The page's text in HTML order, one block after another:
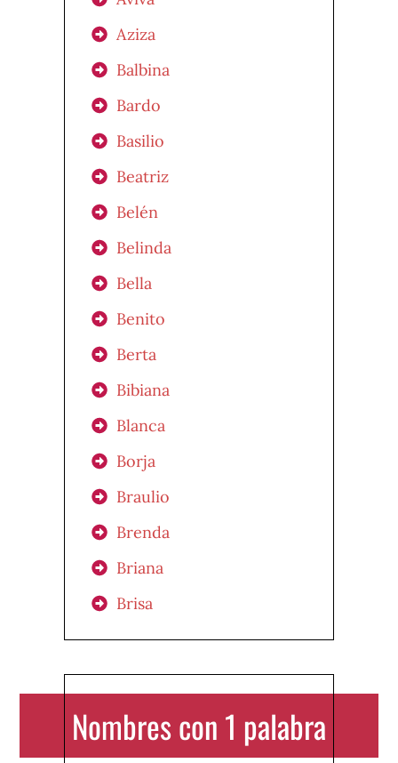
Aziza
Balbina
Bardo
Basilio
Beatriz
Belén
Belinda
Bella
Benito
Berta
Bibiana
Blanca
Borja
Braulio
Brenda
Briana
Brisa
Nombres con 1 palabra